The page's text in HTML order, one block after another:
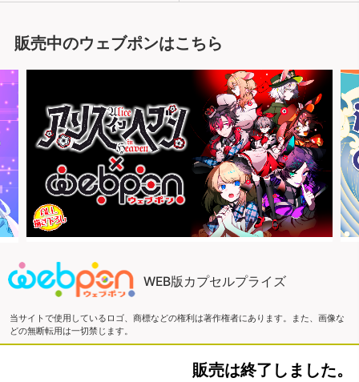
販売は終了しました。
販売中のウェブポンはこちら
WEB版カプセルプライズ
当サイトで使用しているロゴ、商標などの権利は著作権者にあります。また、画像な
どの無断転用は一切禁じます。
Copyright ©2016 ウェブポン and ZEN Co., LTD. All Rights Reserved.